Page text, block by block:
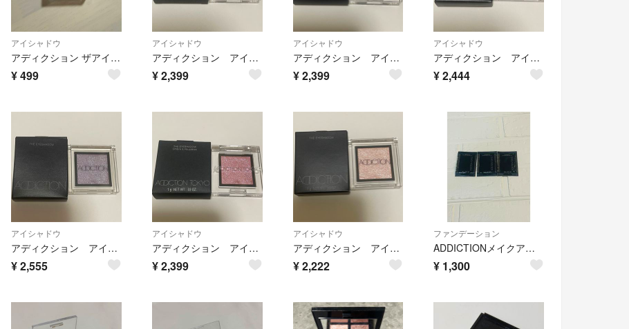
アイシャドウ
アディクション ザアイシャドウ ミスユーモア
¥499
アイシャドウ
アディクション アイシャドウ 101P So Amusing
¥2,399
アイシャドウ
アディクション アイシャドウ 032P Private Note
¥2,399
アイシャドウ
アディクション アイシャドウ 151 Spanish Lullaby
¥2,444
アイシャドウ
アディクション アイシャドウ 124 Horizon
¥2,555
アイシャドウ
アディクション アイシャドウ 104SP Sea of Love
¥2,399
アイシャドウ
アディクション アイシャドウ 078 Sakura Storm
¥2,222
ファンデーション
ADDICTIONメイクアップ ザファンデーション コンフィデント フィックス 006 007 008
¥ 1,300